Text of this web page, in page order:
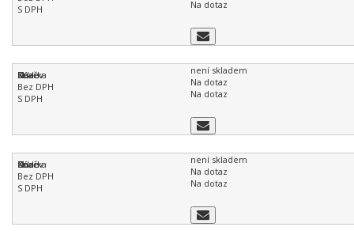
Na dotaz
není skladem
Na dotaz
Na dotaz
není skladem
Na dotaz
Na dotaz